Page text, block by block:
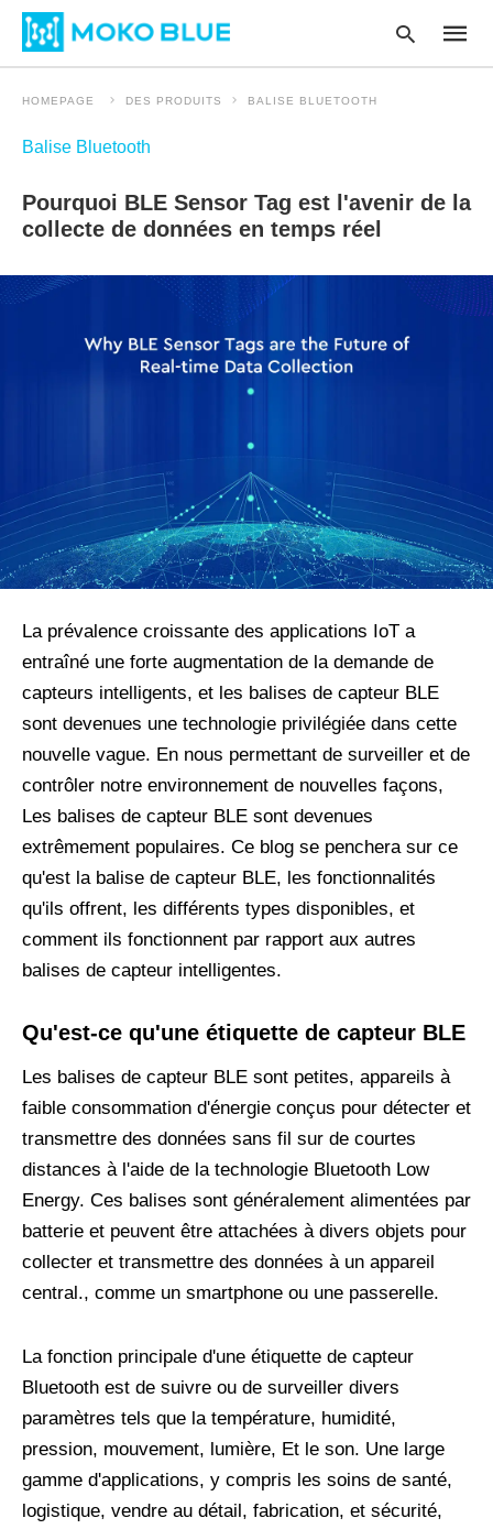
your
search
enter:
HOMEPAGE DES PRODUITS BALISE BLUETOOTH
Balise Bluetooth
Pourquoi BLE Sensor Tag est l'avenir de la
collecte de données en temps réel
La prévalence croissante des applications IoT a
entraîné une forte augmentation de la demande de
capteurs intelligents, et les balises de capteur BLE
sont devenues une technologie privilégiée dans cette
nouvelle vague. En nous permettant de surveiller et de
contrôler notre environnement de nouvelles façons,
Les balises de capteur BLE sont devenues
extrêmement populaires. Ce blog se penchera sur ce
qu'est la balise de capteur BLE, les fonctionnalités
qu'ils offrent, les différents types disponibles, et
comment ils fonctionnent par rapport aux autres
balises de capteur intelligentes.
Qu'est-ce qu'une étiquette de capteur BLE
Les balises de capteur BLE sont petites, appareils à
faible consommation d'énergie conçus pour détecter et
transmettre des données sans fil sur de courtes
distances à l'aide de la technologie Bluetooth Low
Energy. Ces balises sont généralement alimentées par
batterie et peuvent être attachées à divers objets pour
collecter et transmettre des données à un appareil
central., comme un smartphone ou une passerelle.
La fonction principale d'une étiquette de capteur
Bluetooth est de suivre ou de surveiller divers
paramètres tels que la température, humidité,
pression, mouvement, lumière, Et le son. Une large
gamme d'applications, y compris les soins de santé,
logistique, vendre au détail, fabrication, et sécurité,